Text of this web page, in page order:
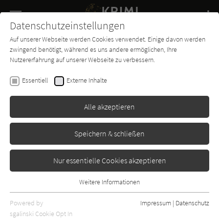
SUCHE
Buch-
Entdecker
Forum Charts
Dick Francis
Reflex
Erschienen: Januar 1982 Bibliogr. Angaben
Datenschutzeinstellungen
Auf unserer Webseite werden Cookies verwendet. Einige davon werden
zwingend benötigt, während es uns andere ermöglichen, Ihre
Nutzererfahrung auf unserer Webseite zu verbessern.
Essentiell Externe Inhalte
Alle akzeptieren
Speichern & schließen
Nur essentielle Cookies akzeptieren
Essentielle Cookies werden für grundlegende Funktionen der
Webseite benötigt. Dadurch ist gewährleistet, dass die Webseite
Weitere Informationen
Powered by
sgalinski Cookie Opt In
Impressum | Datenschutz